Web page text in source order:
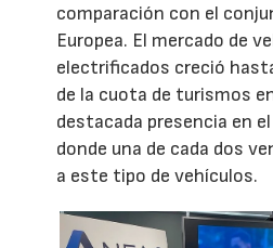
comparación con el
Europea. El mercado de
electrificados creció
de la cuota de turismos
destacada presencia en
donde una de cada dos
a este tipo de vehículos.